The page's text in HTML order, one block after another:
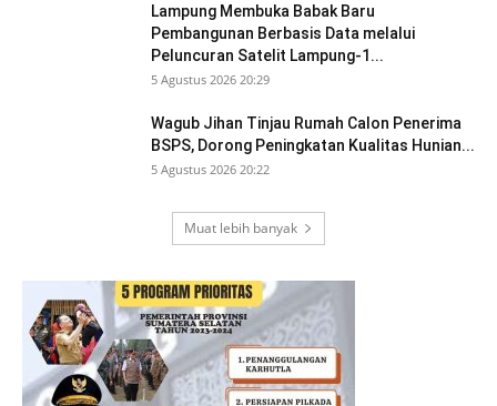
Lampung Membuka Babak Baru
Pembangunan Berbasis Data melalui
Peluncuran Satelit Lampung-1...
5 Agustus 2026 20:29
Wagub Jihan Tinjau Rumah Calon Penerima
BSPS, Dorong Peningkatan Kualitas Hunian...
5 Agustus 2026 20:22
Muat lebih banyak